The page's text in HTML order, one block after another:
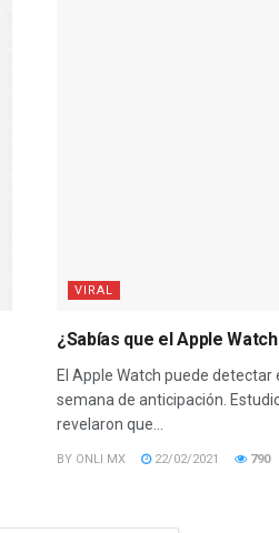
VIRAL
¿Sabías que el Apple
El Apple Watch puede detectar
semana de anticipación.
revelaron que...
BY ONLI MX 22/02/2021 790